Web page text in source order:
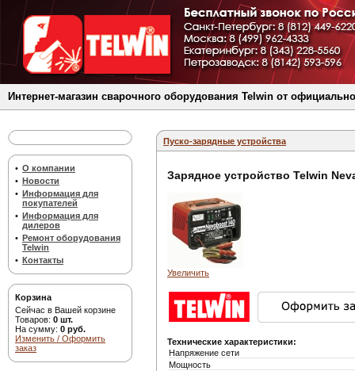
Интернет-магазин сварочного оборудования Telwin от
• О компании
• Новости
• Информация для
покупателей
• Информация для
дилеров
• Ремонт оборудования
Telwin
• Контакты
Корзина
Сейчас в Вашей корзине
Товаров: 0 шт.
На сумму: 0 руб.
Изменить / Оформить
заказ
Пуско-зарядные устройства
Зарядное устройство Telwin
Увеличить
Технические характеристики:
Напряжение сети
Мощность